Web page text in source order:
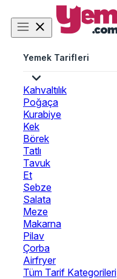
Yemek Tarifleri
Kahvaltılık
Poğaça
Kurabiye
Kek
Börek
Tatlı
Tavuk
Et
Sebze
Salata
Meze
Makarna
Pilav
Çorba
Airfryer
Tüm Tarif Kategorileri